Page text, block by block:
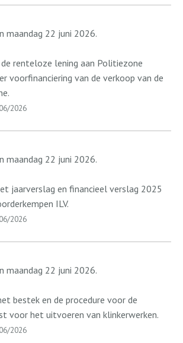
maandag 22 juni 2026.
renteloze lening aan Politiezone
voorfinanciering van de verkoop van de
2026
maandag 22 juni 2026.
jaarverslag en financieel verslag 2025
ILV.
2026
maandag 22 juni 2026.
bestek en de procedure voor de
voor het uitvoeren van klinkerwerken.
2026